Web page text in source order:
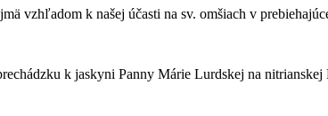
vzhľadom k našej účasti na sv. omšiach v
k jaskyni Panny Márie Lurdskej na